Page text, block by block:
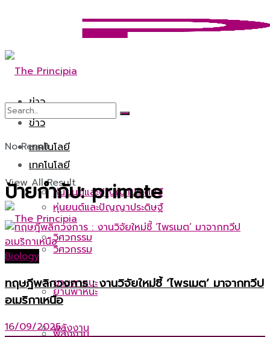
ข่าว
เทคโนโลยี
หุ่นยนต์และปัญญาประดิษฐ์
วิศวกรรม
ยานพาหนะ
พลังงาน
ข่าว
เทคโนโลยี
หุ่นยนต์และปัญญาประดิษฐ์
วิศวกรรม
ยานพาหนะ
พลังงาน
No Result
View All Result
ป้ายกำกับ:primate
Biology
ทฤษฎีพลิกวงการ : งานวิจัยใหม่ชี้ ‘ไพรเมต’ มาจากทวีป
อเมริกาเหนือ
16/09/2025